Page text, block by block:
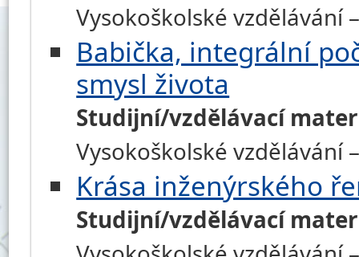
Vysokoškolské vzdělávání
Babička, integrální
smysl života
Studijní/vzdělávací
Vysokoškolské vzdělávání
Krása inženýrského
Studijní/vzdělávací